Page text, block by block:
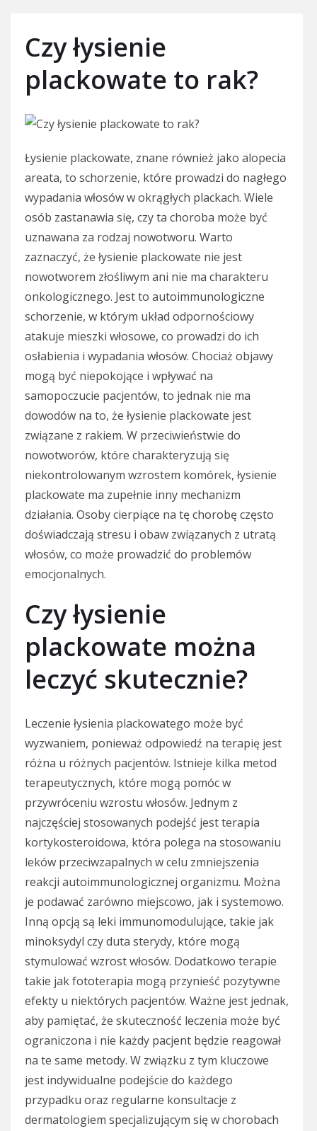
Czy łysienie
plackowate to rak?
Łysienie plackowate, znane również jako alopecia
areata, to schorzenie, które prowadzi do nagłego
wypadania włosów w okrągłych plackach. Wiele
osób zastanawia się, czy ta choroba może być
uznawana za rodzaj nowotworu. Warto
zaznaczyć, że łysienie plackowate nie jest
nowotworem złośliwym ani nie ma charakteru
onkologicznego. Jest to autoimmunologiczne
schorzenie, w którym układ odpornościowy
atakuje mieszki włosowe, co prowadzi do ich
osłabienia i wypadania włosów. Chociaż objawy
mogą być niepokojące i wpływać na
samopoczucie pacjentów, to jednak nie ma
dowodów na to, że łysienie plackowate jest
związane z rakiem. W przeciwieństwie do
nowotworów, które charakteryzują się
niekontrolowanym wzrostem komórek, łysienie
plackowate ma zupełnie inny mechanizm
działania. Osoby cierpiące na tę chorobę często
doświadczają stresu i obaw związanych z utratą
włosów, co może prowadzić do problemów
emocjonalnych.
Czy łysienie
plackowate można
leczyć skutecznie?
Leczenie łysienia plackowatego może być
wyzwaniem, ponieważ odpowiedź na terapię jest
różna u różnych pacjentów. Istnieje kilka metod
terapeutycznych, które mogą pomóc w
przywróceniu wzrostu włosów. Jednym z
najczęściej stosowanych podejść jest terapia
kortykosteroidowa, która polega na stosowaniu
leków przeciwzapalnych w celu zmniejszenia
reakcji autoimmunologicznej organizmu. Można
je podawać zarówno miejscowo, jak i systemowo.
Inną opcją są leki immunomodulujące, takie jak
minoksydyl czy duta sterydy, które mogą
stymulować wzrost włosów. Dodatkowo terapie
takie jak fototerapia mogą przynieść pozytywne
efekty u niektórych pacjentów. Ważne jest jednak,
aby pamiętać, że skuteczność leczenia może być
ograniczona i nie każdy pacjent będzie reagował
na te same metody. W związku z tym kluczowe
jest indywidualne podejście do każdego
przypadku oraz regularne konsultacje z
dermatologiem specjalizującym się w chorobach